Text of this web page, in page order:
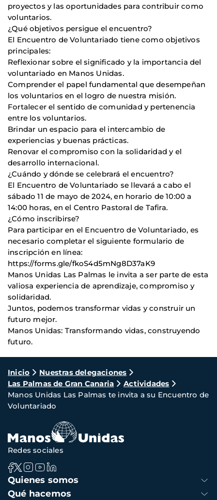
proyectos y las oportunidades para contribuir como
voluntarios.
¿Qué objetivos persigue el encuentro?
El Encuentro de Voluntariado tiene como objetivos
principales:
Reflexionar sobre el significado y la importancia del
voluntariado en Manos Unidas.
Comprender el papel fundamental que desempeñan
los voluntarios en el logro de nuestra misión.
Fortalecer el sentido de comunidad y pertenencia
entre los voluntarios.
Brindar un espacio para el intercambio de
experiencias y buenas prácticas.
Renovar el compromiso con la solidaridad y el
desarrollo internacional.
¿Cuándo y dónde se celebrará el encuentro?
El Encuentro de Voluntariado se llevará a cabo el
sábado 11 de mayo de 2024, en horario de 10:00 a
14:00 horas, en el Centro Pastoral de Tafira.
¿Cómo inscribirse?
Para participar en el Encuentro de Voluntariado, es
necesario completar el siguiente formulario de
inscripción en línea:
https://forms.gle/fkoS4d5mNg8D37aK9
Manos Unidas Las Palmas le invita a ser parte de esta
valiosa experiencia de aprendizaje, compromiso y
solidaridad.
Juntos, podemos transformar vidas y construir un
futuro mejor.
Manos Unidas: Transformando vidas, construyendo
futuro.
Ruta
de
navegación
Inicio
Nuestras delegaciones
Las Palmas de Gran Canaria
Actividades
Manos Unidas Las Palmas te invita a su Encuentro de
Voluntariado
Navegación
principal
Quienes somos
Qué hacemos
Redes sociales